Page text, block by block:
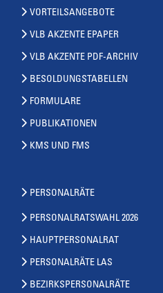
VORTEILSANGEBOTE
VLB AKZENTE EPAPER
VLB AKZENTE PDF-ARCHIV
BESOLDUNGSTABELLEN
FORMULARE
PUBLIKATIONEN
KMS UND FMS
PERSONALRÄTE
PERSONALRATSWAHL 2026
HAUPTPERSONALRAT
PERSONALRÄTE LAS
BEZIRKSPERSONALRÄTE